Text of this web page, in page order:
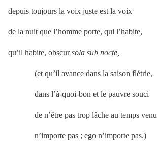
depuis toujours la voix juste est la voix
de la nuit que l’homme porte, qui l’habite,
qu’il habite, obscursola sub nocte,
(et qu’il avance dans la saison flétrie,
dans l’à-quoi-bon et le pauvre souci
de n’être pas trop lâche au temps venu
n’importe pas ; ego n’importe pas.)